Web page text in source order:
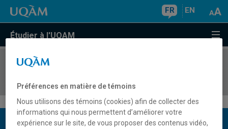
FR EN
Étudier à l'UQAM
COURS//
Description du cours
Préférences en matière de témoins
Nous utilisons des témoins (cookies) afin de collecter des
informations qui nous permettent d’améliorer votre
expérience sur le site, de vous proposer des contenus vidéo,